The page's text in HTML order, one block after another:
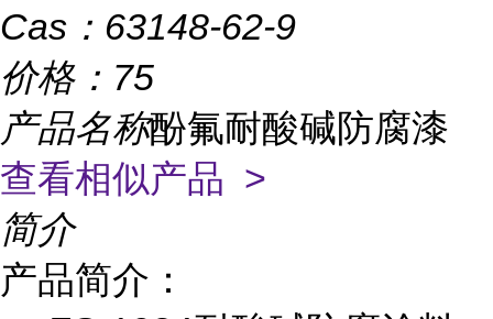
Cas： 63148-62-9
价格： 75
产品名称酚氟耐酸碱防腐漆
查看相似产品 >
简介
产品简介：